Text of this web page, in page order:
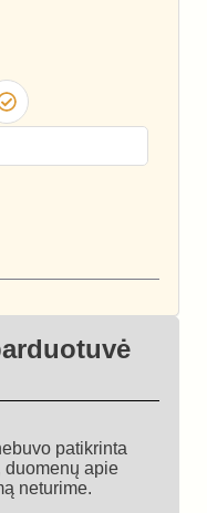
patikrinta
duomenų apie
neturime.